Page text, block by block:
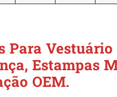
Para
Estampas
OEM.